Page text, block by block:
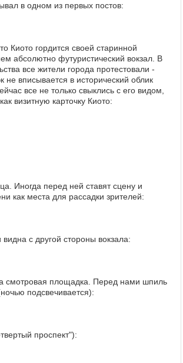
в одном из первых постов:
Киото гордится своей старинной
абсолютно футуристический вокзал. В
все жители города протестовали -
не вписывается в исторический облик
все не только свыклись с его видом,
визитную карточку Киото:
Иногда перед ней ставят сцену и
как места для рассадки зрителей:
с другой стороны вокзала:
смотровая площадка. Перед нами шпиль
подсвечивается):
проспект"):